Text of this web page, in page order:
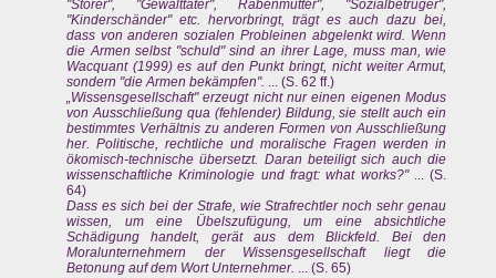
"Störer", "Gewalttäter", Rabenmütter", "Sozialbetrüger",
"Kinderschänder" etc. hervorbringt, trägt es auch dazu bei,
dass von anderen sozialen Probleinen abgelenkt wird. Wenn
die Armen selbst "schuld" sind an ihrer Lage, muss man, wie
Wacquant (1999) es auf den Punkt bringt, nicht weiter Armut,
sondern "die Armen bekämpfen". ... (S. 62 ff.)
„Wissensgesellschaft" erzeugt nicht nur einen eigenen Modus
von Ausschließung qua (fehlender) Bildung, sie stellt auch ein
bestimmtes Verhältnis zu anderen Formen von Ausschließung
her. Politische, rechtliche und moralische Fragen werden in
ökomisch-technische übersetzt. Daran beteiligt sich auch die
wissenschaftliche Kriminologie und fragt: what works?"... (S.
64)
Dass es sich bei der Strafe, wie Strafrechtler noch sehr genau
wissen, um eine Übelszufügung, um eine absichtliche
Schädigung handelt, gerät aus dem Blickfeld. Bei den
Moralunternehmern der Wissensgesellschaft liegt die
Betonung auf dem Wort Unternehmer. ... (S. 65)